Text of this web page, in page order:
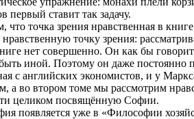
первый ставит так задачу.
точка зрения нравственная в
точку зрения:
нет совершенно. Он как бы
иной. Поэтому он даже постоянно
с английских экономистов, и у
а во втором томе мы рассмотрим
целиком посвящённую Софии.
появляется уже в «Философии